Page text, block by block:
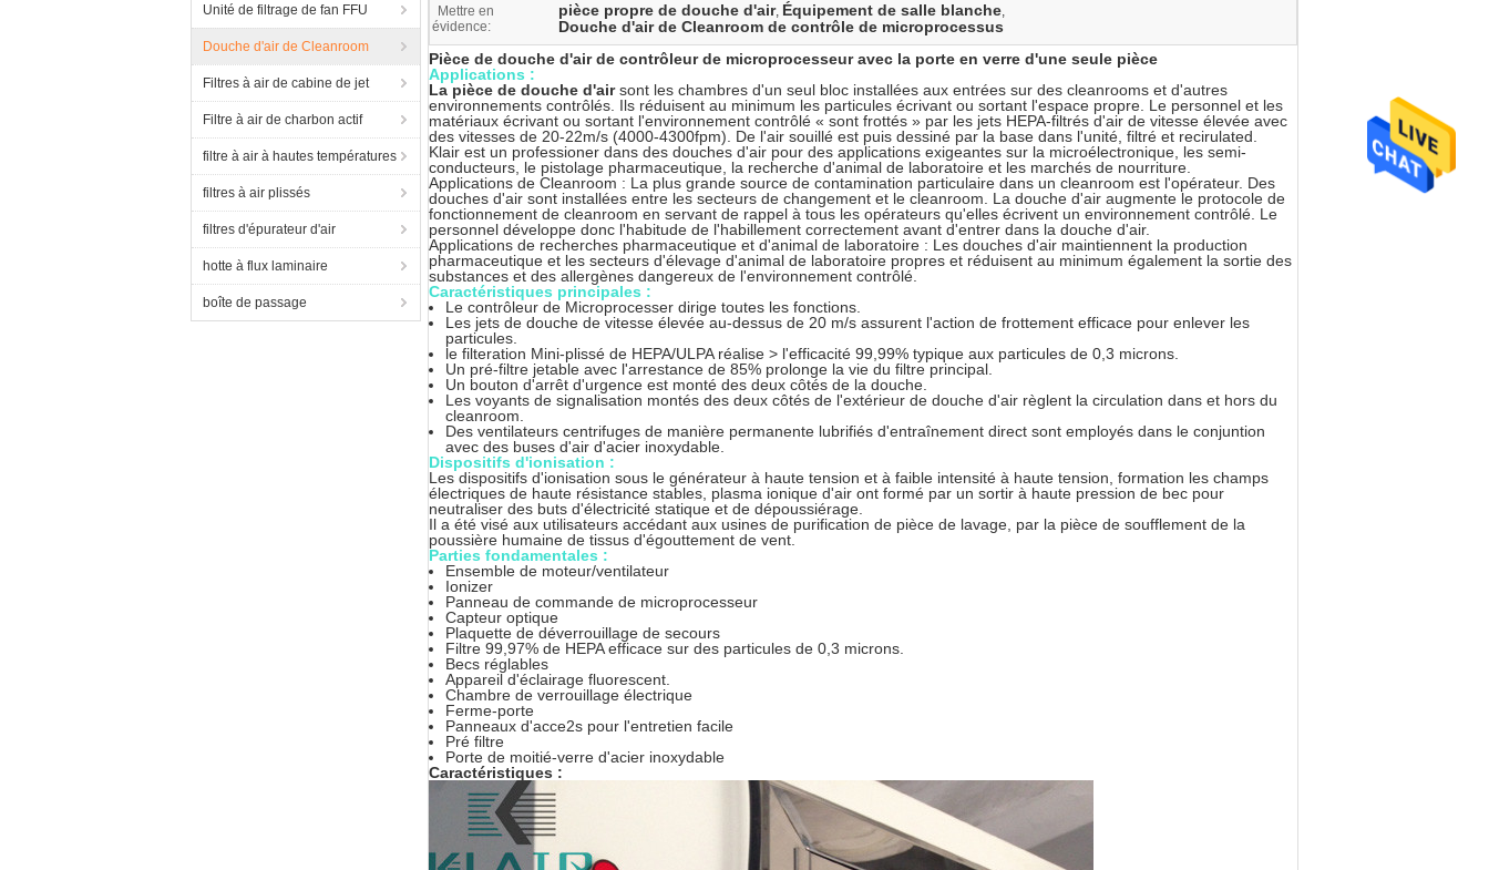
Unité de filtrage de fan FFU
Douche d'air de Cleanroom
Filtres à air de cabine de jet
Filtre à air de charbon actif
filtre à air à hautes températures
filtres à air plissés
filtres d'épurateur d'air
hotte à flux laminaire
boîte de passage
Mettre en
évidence:
pièce propre de douche d'air, Équipement de salle blanche,
Douche d'air de Cleanroom de contrôle de microprocessus
Pièce de douche d'air de contrôleur de microprocesseur avec la porte en verre d'une seule pièce
Applications :
La pièce de douche d'airsont les chambres d'un seul bloc installées aux entrées sur des cleanrooms et d'autres
environnements contrôlés. Ils réduisent au minimum les particules écrivant ou sortant l'espace propre. Le personnel et les
matériaux écrivant ou sortant l'environnement contrôlé « sont frottés » par les jets HEPA-filtrés d'air de vitesse élevée avec
des vitesses de 20-22m/s (4000-4300fpm). De l'air souillé est puis dessiné par la base dans l'unité, filtré et recirulated.
Klair est un professioner dans des douches d'air pour des applications exigeantes sur la microélectronique, les semi-
conducteurs, le pistolage pharmaceutique, la recherche d'animal de laboratoire et les marchés de nourriture.
Applications de Cleanroom : La plus grande source de contamination particulaire dans un cleanroom est l'opérateur. Des
douches d'air sont installées entre les secteurs de changement et le cleanroom. La douche d'air augmente le protocole de
fonctionnement de cleanroom en servant de rappel à tous les opérateurs qu'elles écrivent un environnement contrôlé. Le
personnel développe donc l'habitude de l'habillement correctement avant d'entrer dans la douche d'air.
Applications de recherches pharmaceutique et d'animal de laboratoire : Les douches d'air maintiennent la production
pharmaceutique et les secteurs d'élevage d'animal de laboratoire propres et réduisent au minimum également la sortie des
substances et des allergènes dangereux de l'environnement contrôlé.
Caractéristiques principales :
Le contrôleur de Microprocesser dirige toutes les fonctions.
Les jets de douche de vitesse élevée au-dessus de 20 m/s assurent l'action de frottement efficace pour enlever les
particules.
le filteration Mini-plissé de HEPA/ULPA réalise > l'efficacité 99,99% typique aux particules de 0,3 microns.
Un pré-filtre jetable avec l'arrestance de 85% prolonge la vie du filtre principal.
Un bouton d'arrêt d'urgence est monté des deux côtés de la douche.
Les voyants de signalisation montés des deux côtés de l'extérieur de douche d'air règlent la circulation dans et hors du
cleanroom.
Des ventilateurs centrifuges de manière permanente lubrifiés d'entraînement direct sont employés dans le conjuntion
avec des buses d'air d'acier inoxydable.
Dispositifs d'ionisation :
Les dispositifs d'ionisation sous le générateur à haute tension et à faible intensité à haute tension, formation les champs
électriques de haute résistance stables, plasma ionique d'air ont formé par un sortir à haute pression de bec pour
neutraliser des buts d'électricité statique et de dépoussiérage.
Il a été visé aux utilisateurs accédant aux usines de purification de pièce de lavage, par la pièce de soufflement de la
poussière humaine de tissus d'égouttement de vent.
Parties fondamentales :
Ensemble de moteur/ventilateur
Ionizer
Panneau de commande de microprocesseur
Capteur optique
Plaquette de déverrouillage de secours
Filtre 99,97% de HEPA efficace sur des particules de 0,3 microns.
Becs réglables
Appareil d'éclairage fluorescent.
Chambre de verrouillage électrique
Ferme-porte
Panneaux d'acce2s pour l'entretien facile
Pré filtre
Porte de moitié-verre d'acier inoxydable
Caractéristiques :